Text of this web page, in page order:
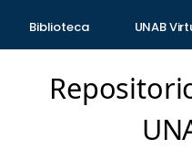
Biblioteca UNAB